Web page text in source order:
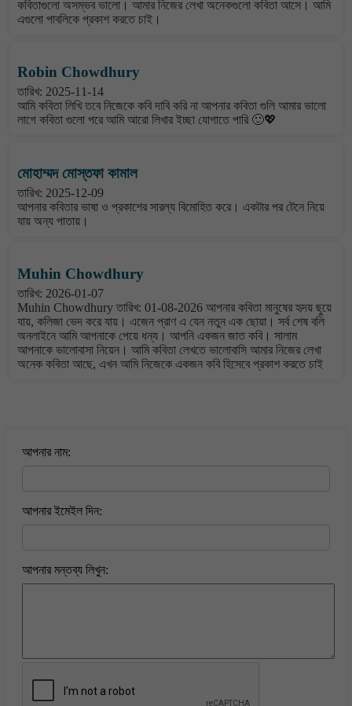
কবিতাগুলো অসম্ভব ভালো। আমার নিজের লেখা অনেকগুলো কবিতা আসে। আমি
এগুলো পাবলিকে প্রকাশ করতে চাই।
Robin Chowdhury
তারিখ: 2025-11-14
আমি কবিতা লিখি তবে নিজেকে কবি দাবি করি না আপনার কবিতা গুলি আমার ভালো
লাগে কবিতা গুলো পরে আমি আরো লিখার ইচ্ছা যোগাতে পারি 🙂💖
মোহাম্মদ মোস্তফা কামাল
তারিখ: 2025-12-09
আপনার কবিতার ভাষা ও প্রকাশের সারল্য বিমোহিত করে। একটার পর টেনে নিয়ে
যায় অন্য পাতায়।
Muhin Chowdhury
তারিখ: 2026-01-07
Muhin Chowdhury তারিখ: 01-08-2026 আপনার কবিতা মানুষের হৃদয় ছুয়ে
যায়, কলিজা ভেদ করে যায়। এজেন প্রাণ এ যেন নতুন এক ছোয়া। সর্ব শেষ বলি
অনলাইনে আমি আপনাকে পেয়ে ধন্য। আপনি একজন জাত কবি। সালাম
আপনাকে ভালোবাসা নিয়েন। আমি কবিতা লেখতে ভালোবাসি আমার নিজের লেখা
অনেক কবিতা আছে, এখন আমি নিজেকে একজন কবি হিসেবে প্রকাশ করতে চাই
আপনার নাম:
আপনার ইমেইল দিন:
আপনার মন্তব্য লিখুন: